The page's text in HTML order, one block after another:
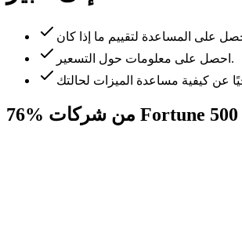
احصل على معلومات حول التسعير.